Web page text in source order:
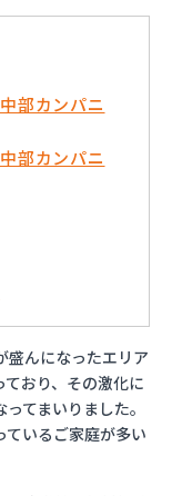
部カンパニ
部カンパニ
所
業所
支店
盛んになったエリア
おり、その激化に
てまいりました。
いるご家庭が多い